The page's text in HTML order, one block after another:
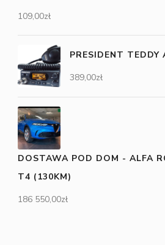
109,00zł
PRESIDENT TEDDY
389,00zł
DOSTAWA POD DOM - ALFA
T4 (130KM)
186 550,00zł